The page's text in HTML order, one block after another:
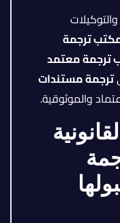
ترجمة
ترجمة معتمد
ترجمة مستندات
والموثوقية.